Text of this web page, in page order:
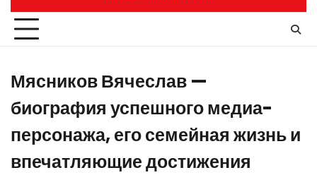
Мясников Вячеслав —
биография успешного медиа-
персонажа, его семейная жизнь и
впечатляющие достижения